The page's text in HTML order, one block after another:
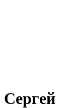
Сергей